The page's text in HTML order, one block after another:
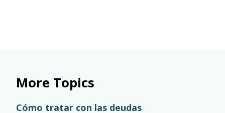
More Topics
Cómo tratar con las deudas